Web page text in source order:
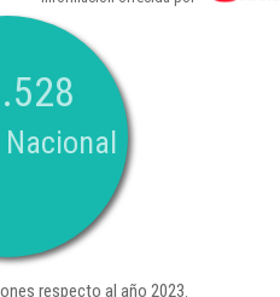
respecto al año 2023.